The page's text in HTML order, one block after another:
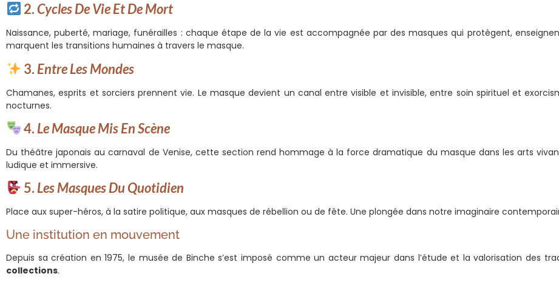
2.Cycles De Vie Et De Mort
Naissance, puberté, mariage, funérailles : chaque étape de la vie est accompagnée par des masques qui protègent,
marquent les transitions humaines à travers le masque.
3. Entre Les Mondes
Chamanes, esprits et sorciers prennent vie. Le masque devient un canal entre visible et invisible, entre soin spirituel et
nocturnes.
4. Le Masque Mis En Scène
Du théâtre japonais au carnaval de Venise, cette section rend hommage à la force dramatique du masque dans les arts
ludique et immersive.
5. Les Masques Du Quotidien
Place aux super-héros, à la satire politique, aux masques de rébellion ou de fête. Une plongée dans notre imaginaire
Une institution en mouvement
Depuis sa création en 1975, le musée de Binche s’est imposé comme un acteur majeur dans l’étude et la valorisation des
collections.